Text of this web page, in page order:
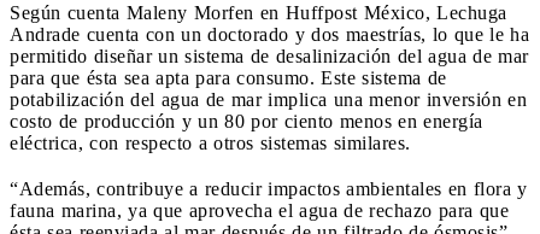
Según cuenta Maleny Morfen en Huffpost México, Lechuga
Andrade cuenta con un doctorado y dos maestrías, lo que le ha
permitido diseñar un sistema de desalinización del agua de mar
para que ésta sea apta para consumo. Este sistema de
potabilización del agua de mar implica una menor inversión en
costo de producción y un 80 por ciento menos en energía
eléctrica, con respecto a otros sistemas similares.
“Además, contribuye a reducir impactos ambientales en flora y
fauna marina, ya que aprovecha el agua de rechazo para que